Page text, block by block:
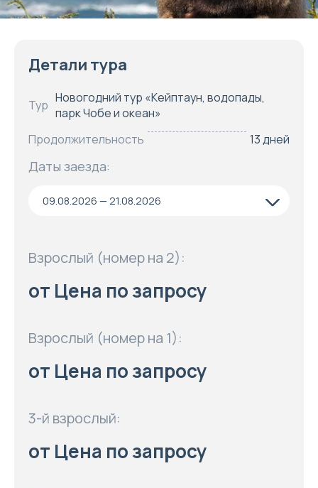
Детали тура
Тур Новогодний тур «Кейптаун, водопады,
парк Чобе и океан»
Продолжительность
13 дней
Даты заезда:
09.08.2026 — 21.08.2026
Взрослый (номер на 2):
от Цена по запросу
Взрослый (номер на 1):
от Цена по запросу
3-й взрослый:
от Цена по запросу